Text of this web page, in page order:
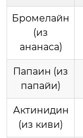
Бромелайн
(из
ананаса)
Папаин (из
папайи)
Актинидин
(из киви)